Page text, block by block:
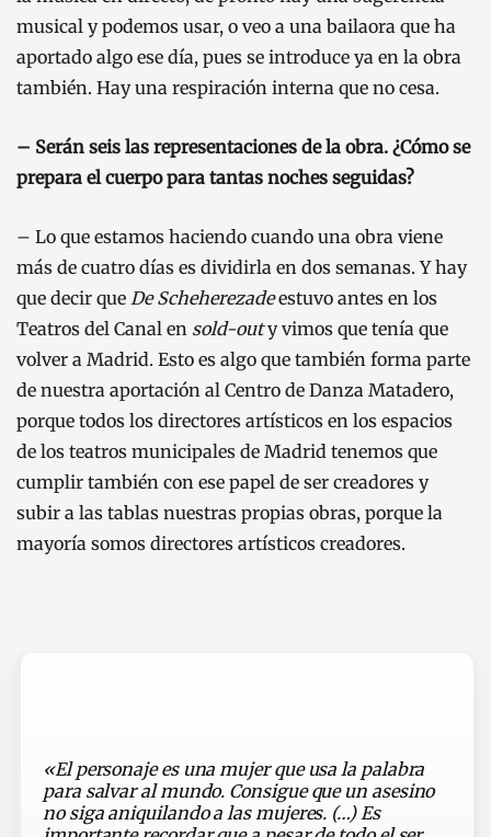
musical y podemos usar, o veo a una bailaora que ha
aportado algo ese día, pues se introduce ya en la obra
también. Hay una respiración interna que no cesa.
– Serán seis las representaciones de la obra. ¿Cómo se
prepara el cuerpo para tantas noches seguidas?
– Lo que estamos haciendo cuando una obra viene
más de cuatro días es dividirla en dos semanas. Y hay
que decir que De Scheherezadeestuvo antes en los
Teatros del Canal en sold-outy vimos que tenía que
volver a Madrid. Esto es algo que también forma parte
de nuestra aportación al Centro de Danza Matadero,
porque todos los directores artísticos en los espacios
de los teatros municipales de Madrid tenemos que
cumplir también con ese papel de ser creadores y
subir a las tablas nuestras propias obras, porque la
mayoría somos directores artísticos creadores.
«El personaje es una mujer que usa la palabra
para salvar al mundo. Consigue que un asesino
no siga aniquilando a las mujeres. (…) Es